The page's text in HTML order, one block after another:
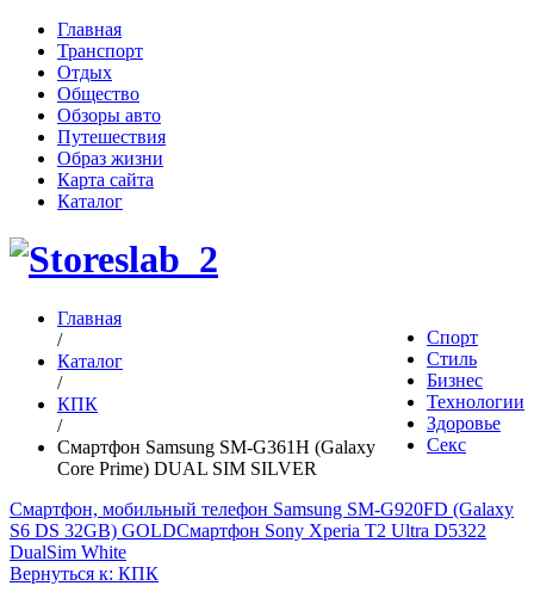
Главная
Транспорт
Отдых
Общество
Обзоры авто
Путешествия
Образ жизни
Карта сайта
Каталог
Спорт
Стиль
Бизнес
Технологии
Здоровье
Секс
Главная
/
Каталог
/
КПК
/
Смартфон Samsung SM-G361H (Galaxy
Core Prime) DUAL SIM SILVER
Смартфон, мобильный телефон Samsung SM-G920FD (Galaxy
S6 DS 32GB) GOLDСмартфон Sony Xperia T2 Ultra D5322
DualSim White
Вернуться к: КПК